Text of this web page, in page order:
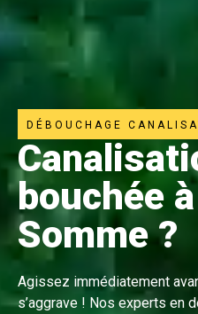
DÉBOUCHAGE
bouchée
Somme ?
Agissez immédiatement
s’aggrave ! Nos experts en